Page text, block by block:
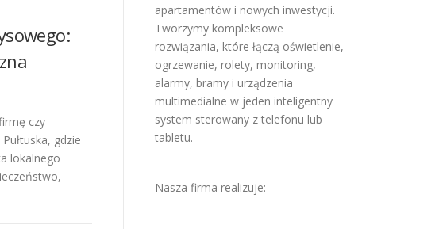
czy
gdzie
lokalnego
apartamentów i nowych inwestycji.
Tworzymy kompleksowe
rozwiązania, które łączą oświetlenie,
ogrzewanie, rolety, monitoring,
alarmy, bramy i urządzenia
multimedialne w jeden inteligentny
system sterowany z telefonu lub
tabletu.
Nasza firma realizuje: